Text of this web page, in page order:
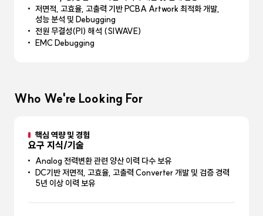
저면적, 고효율, 고출력 기반 PCBA Artwork 최적화 개발,
성능 분석 및 Debugging
전원 무결성(PI) 해석 (SIWAVE)
EMC Debugging
Who We're Looking For
핵심 역량 및 경험
요구 지식/기술
Analog 전력변환 관련 양산 이력 다수 보유
DC기반 저면적, 고효율, 고출력 Converter 개발 및 검증 경력
5년 이상 이력 보유